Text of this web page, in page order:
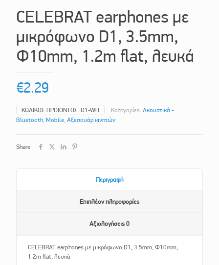
CELEBRAT earphones με
μικρόφωνο D1, 3.5mm,
Φ10mm, 1.2m flat, λευκά
€2.29
ΚΩΔΙΚΌΣ ΠΡΟΪΌΝΤΟΣ: D1-WH Κατηγορίες: Ακουστικά -
Bluetooth, Mobile, Αξεσουάρ κινητών
Share
Περιγραφή
Επιπλέον πληροφορίες
Αξιολογήσεις 0
CELEBRAT earphones με μικρόφωνο D1, 3.5mm, Φ10mm,
1.2m flat, λευκά